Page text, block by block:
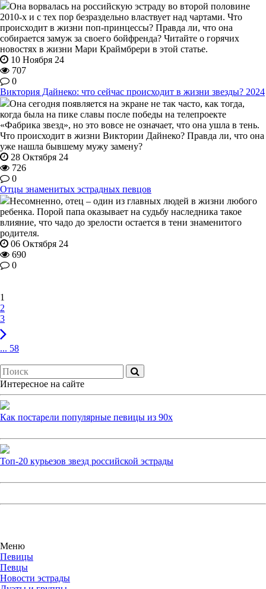
Она ворвалась на российскую эстраду во второй половине
2010-х и с тех пор безраздельно властвует над чартами. Что
происходит в жизни поп-принцессы? Правда ли, что она
собирается замуж за своего бойфренда? Читайте о горячих
новостях в жизни Мари Краймбрери в этой статье.
10 Ноября 24
707
0
Виктория Дайнеко: что сейчас происходит в жизни звезды? 2024
Она сегодня появляется на экране не так часто, как тогда,
когда была на пике славы после победы на телепроекте
«Фабрика звезд», но это вовсе не означает, что она ушла в тень.
Что происходит в жизни Виктории Дайнеко? Правда ли, что она
уже нашла бывшему мужу замену?
28 Октября 24
726
0
Отцы знаменитых эстрадных певцов
Несомненно, отец – один из главных людей в жизни любого
ребенка. Порой папа оказывает на судьбу наследника такое
влияние, что чадо до зрелости остается в тени знаменитого
родителя.
06 Октября 24
690
0
1
2
3
... 58
Интересное на сайте
Как постарели популярные певицы из 90х
Топ-20 курьезов звезд российской эстрады
Меню
Певицы
Певцы
Новости эстрады